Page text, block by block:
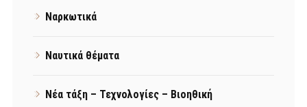
Ναρκωτικά
Ναυτικά θέματα
Νέα τάξη – Τεχνολογίες – Βιοηθική